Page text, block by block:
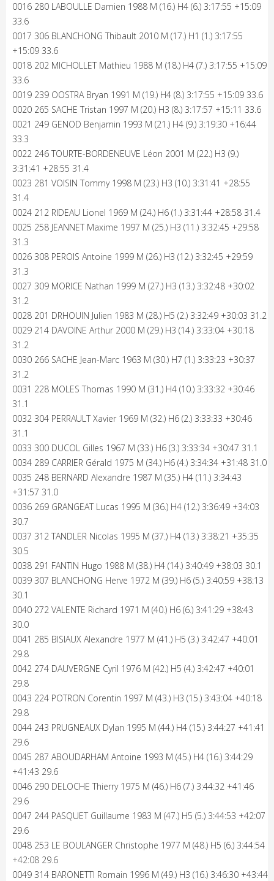
0016 280 LABOULLE Damien 1988 M (16.) H4 (6.) 3:17:55 +15:09
33.6
0017 306 BLANCHONG Thibault 2010 M (17.) H1 (1.) 3:17:55
+15:09 33.6
0018 202 MICHOLLET Mathieu 1988 M (18.) H4 (7.) 3:17:55 +15:09
33.6
0019 239 OOSTRA Bryan 1991 M (19.) H4 (8.) 3:17:55 +15:09 33.6
0020 265 SACHE Tristan 1997 M (20.) H3 (8.) 3:17:57 +15:11 33.6
0021 249 GENOD Benjamin 1993 M (21.) H4 (9.) 3:19:30 +16:44
33.3
0022 246 TOURTE-BORDENEUVE Léon 2001 M (22.) H3 (9.)
3:31:41 +28:55 31.4
0023 281 VOISIN Tommy 1998 M (23.) H3 (10.) 3:31:41 +28:55
31.4
0024 212 RIDEAU Lionel 1969 M (24.) H6 (1.) 3:31:44 +28:58 31.4
0025 258 JEANNET Maxime 1997 M (25.) H3 (11.) 3:32:45 +29:58
31.3
0026 308 PEROIS Antoine 1999 M (26.) H3 (12.) 3:32:45 +29:59
31.3
0027 309 MORICE Nathan 1999 M (27.) H3 (13.) 3:32:48 +30:02
31.2
0028 201 DRHOUIN Julien 1983 M (28.) H5 (2.) 3:32:49 +30:03 31.2
0029 214 DAVOINE Arthur 2000 M (29.) H3 (14.) 3:33:04 +30:18
31.2
0030 266 SACHE Jean-Marc 1963 M (30.) H7 (1.) 3:33:23 +30:37
31.2
0031 228 MOLES Thomas 1990 M (31.) H4 (10.) 3:33:32 +30:46
31.1
0032 304 PERRAULT Xavier 1969 M (32.) H6 (2.) 3:33:33 +30:46
31.1
0033 300 DUCOL Gilles 1967 M (33.) H6 (3.) 3:33:34 +30:47 31.1
0034 289 CARRIER Gérald 1975 M (34.) H6 (4.) 3:34:34 +31:48 31.0
0035 248 BERNARD Alexandre 1987 M (35.) H4 (11.) 3:34:43
+31:57 31.0
0036 269 GRANGEAT Lucas 1995 M (36.) H4 (12.) 3:36:49 +34:03
30.7
0037 312 TANDLER Nicolas 1995 M (37.) H4 (13.) 3:38:21 +35:35
30.5
0038 291 FANTIN Hugo 1988 M (38.) H4 (14.) 3:40:49 +38:03 30.1
0039 307 BLANCHONG Herve 1972 M (39.) H6 (5.) 3:40:59 +38:13
30.1
0040 272 VALENTE Richard 1971 M (40.) H6 (6.) 3:41:29 +38:43
30.0
0041 285 BISIAUX Alexandre 1977 M (41.) H5 (3.) 3:42:47 +40:01
29.8
0042 274 DAUVERGNE Cyril 1976 M (42.) H5 (4.) 3:42:47 +40:01
29.8
0043 224 POTRON Corentin 1997 M (43.) H3 (15.) 3:43:04 +40:18
29.8
0044 243 PRUGNEAUX Dylan 1995 M (44.) H4 (15.) 3:44:27 +41:41
29.6
0045 287 ABOUDARHAM Antoine 1993 M (45.) H4 (16.) 3:44:29
+41:43 29.6
0046 290 DELOCHE Thierry 1975 M (46.) H6 (7.) 3:44:32 +41:46
29.6
0047 244 PASQUET Guillaume 1983 M (47.) H5 (5.) 3:44:53 +42:07
29.6
0048 253 LE BOULANGER Christophe 1977 M (48.) H5 (6.) 3:44:54
+42:08 29.6
0049 314 BARONETTI Romain 1996 M (49.) H3 (16.) 3:46:30 +43:44